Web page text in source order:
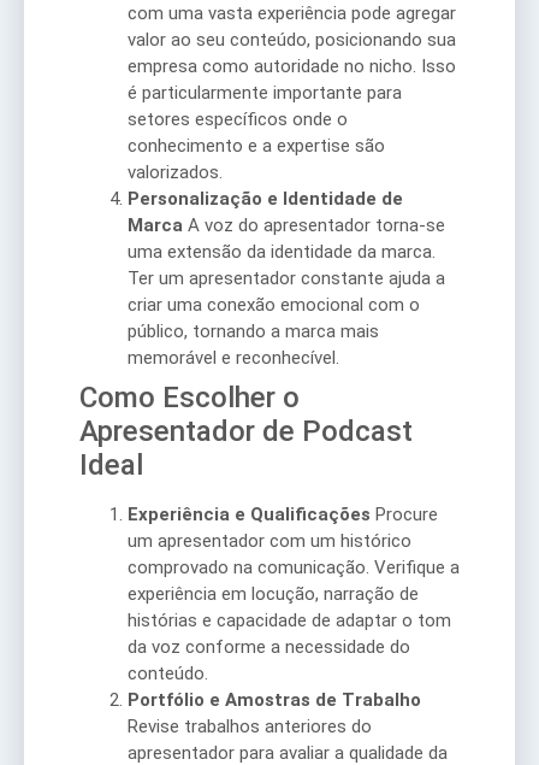
com uma vasta experiência pode agregar
valor ao seu conteúdo, posicionando sua
empresa como autoridade no nicho. Isso
é particularmente importante para
setores específicos onde o
conhecimento e a expertise são
valorizados.
Personalização e Identidade de
Marca A voz do apresentador torna-se
uma extensão da identidade da marca.
Ter um apresentador constante ajuda a
criar uma conexão emocional com o
público, tornando a marca mais
memorável e reconhecível.
Como Escolher o
Apresentador de Podcast
Ideal
Experiência e Qualificações Procure
um apresentador com um histórico
comprovado na comunicação. Verifique a
experiência em locução, narração de
histórias e capacidade de adaptar o tom
da voz conforme a necessidade do
conteúdo.
Portfólio e Amostras de Trabalho
Revise trabalhos anteriores do
apresentador para avaliar a qualidade da